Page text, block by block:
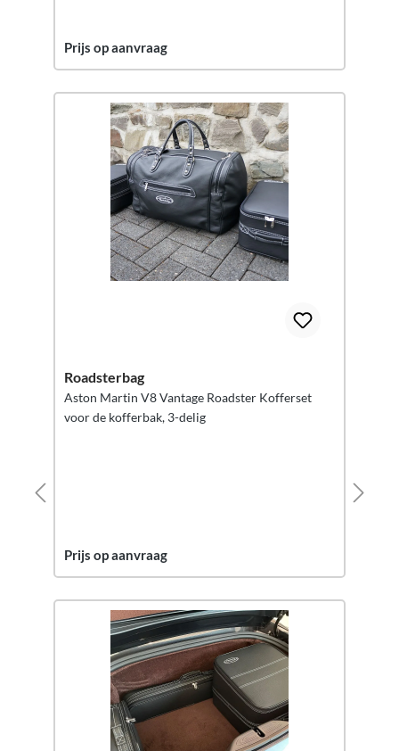
Prijs op aanvraag
Roadsterbag
Aston Martin V8 Vantage Roadster Kofferset
voor de kofferbak, 3-delig
Prijs op aanvraag